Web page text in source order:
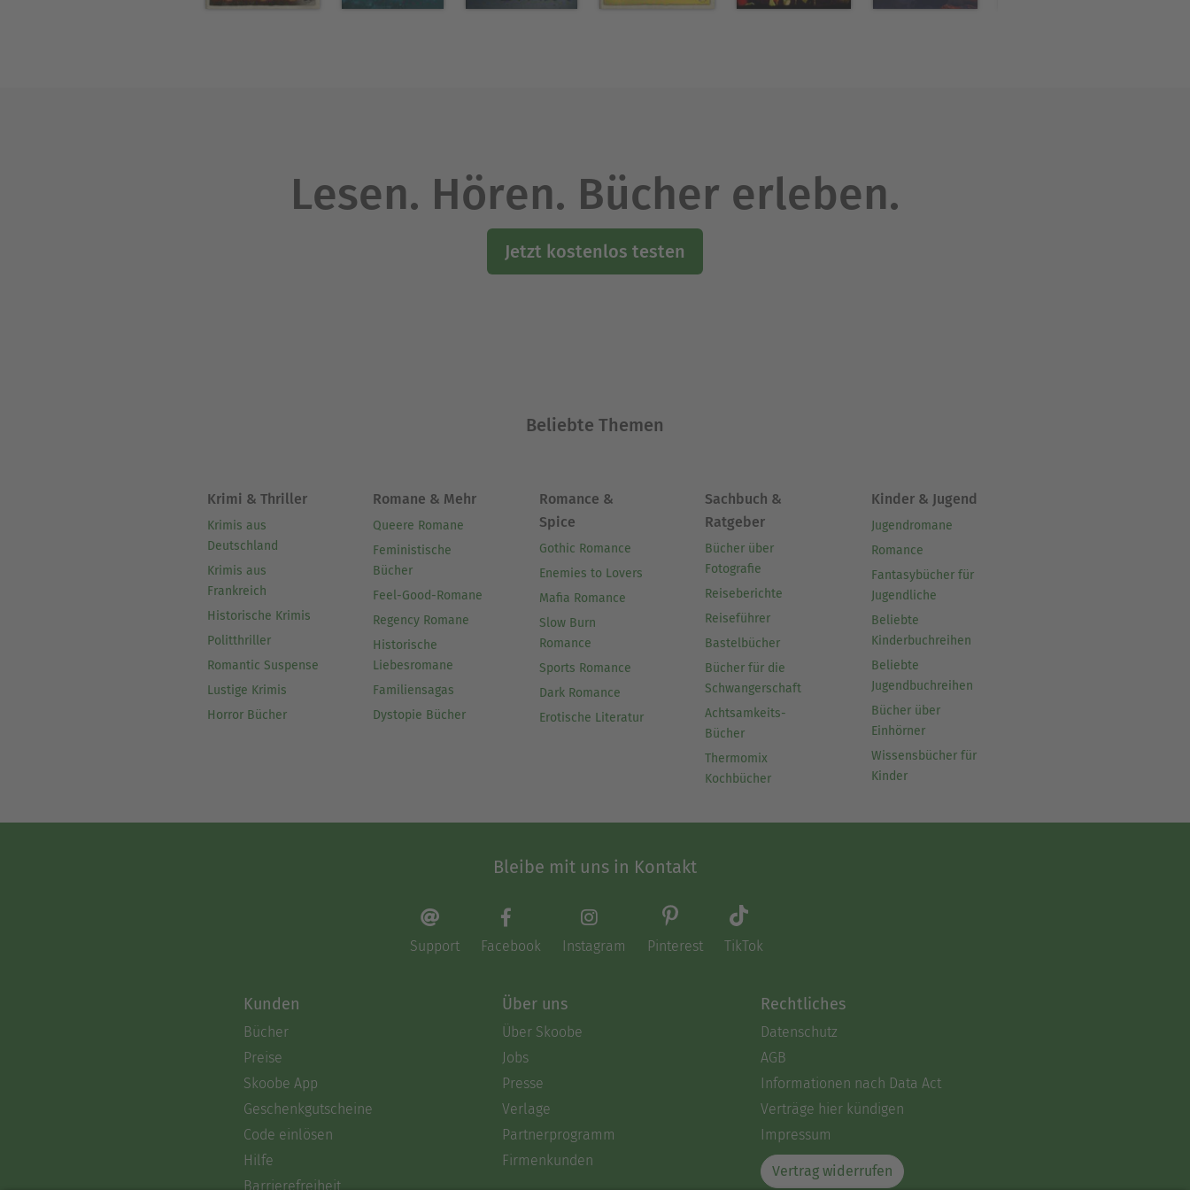
Lesen. Hören. Bücher erleben.
Jetzt kostenlos testen
Beliebte Themen
Krimi & Thriller
Krimis aus
Deutschland
Krimis aus
Frankreich
Historische Krimis
Politthriller
Romantic Suspense
Lustige Krimis
Horror Bücher
Romane & Mehr
Queere Romane
Feministische
Bücher
Feel-Good-Romane
Regency Romane
Historische
Liebesromane
Familiensagas
Dystopie Bücher
Romance &
Spice
Gothic Romance
Enemies to Lovers
Mafia Romance
Slow Burn
Romance
Sports Romance
Dark Romance
Erotische Literatur
Sachbuch &
Ratgeber
Bücher über
Fotografie
Reiseberichte
Reiseführer
Bastelbücher
Bücher für die
Schwangerschaft
Achtsamkeits-
Bücher
Thermomix
Kochbücher
Kinder & Jugend
Jugendromane
Romance
Fantasybücher für
Jugendliche
Beliebte
Kinderbuchreihen
Beliebte
Jugendbuchreihen
Bücher über
Einhörner
Wissensbücher für
Kinder
Bleibe mit uns in Kontakt
Support Facebook Instagram Pinterest TikTok
Kunden
Bücher
Preise
Skoobe App
Geschenkgutscheine
Code einlösen
Hilfe
Barrierefreiheit
Über uns
Über Skoobe
Jobs
Presse
Verlage
Partnerprogramm
Firmenkunden
Rechtliches
Datenschutz
AGB
Informationen nach Data Act
Verträge hier kündigen
Impressum
Vertrag widerrufen